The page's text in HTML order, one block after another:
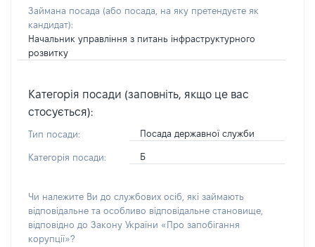
Займана посада (або посада, на яку претендуєте як
кандидат):
Начальник управління з питань інфраструктурного
розвитку
Категорія посади (заповніть, якщо це вас
стосується):
Тип посади: Посада державної служби
Категорія посади: Б
Чи належите Ви до службових осіб, які займають
відповідальне та особливо відповідальне становище,
відповідно до Закону України «Про запобігання
корупції»?